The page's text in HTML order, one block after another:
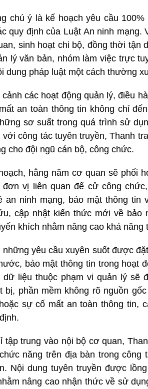
chú ý là kế hoạch yêu cầu
quy định của Luật An ninh
sinh hoạt chi bộ, đồng thời tận
lý văn bản, nhóm làm việc trực
dung pháp luật một cách thường
cảnh các hoạt động quản lý, điều
an toàn thông tin không chỉ
sơ suất trong quá trình sử
với công tác tuyên truyền, Thanh
cho đội ngũ cán bộ, công chức.
hằng năm cơ quan sẽ phối
đơn vị liên quan để cử công
an ninh mạng, bảo mật thông
cập nhật kiến thức mới về bảo
khích nhằm nâng cao khả năng
những yêu cầu xuyên suốt được
bảo mật thông tin trong hoạt
liệu thuộc phạm vi quản lý sẽ
bị, phần mềm không rõ nguồn
sự cố mất an toàn thông tin,
tập trung vào nội bộ cơ quan,
năng trên địa bàn trong công
Nội dung tuyên truyền được
nâng cao nhận thức về sử